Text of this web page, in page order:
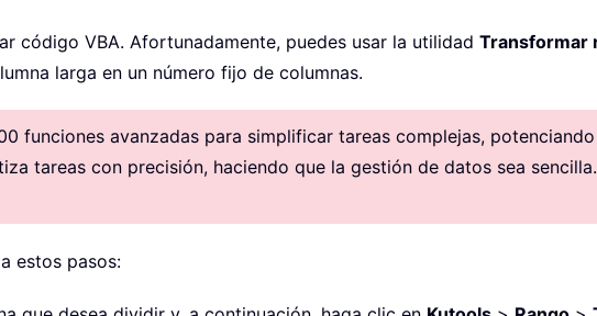
código VBA. Afortunadamente, puedes usar la utilidad Transformar
larga en un número fijo de columnas.
funciones avanzadas para simplificar tareas complejas,
tareas con precisión, haciendo que la gestión de datos sea sencilla.
estos pasos: